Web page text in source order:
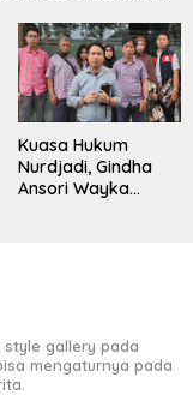
Kuasa Hukum
Nurdjadi, Gindha
Ansori Wayka
gallery pada
mengaturnya pada